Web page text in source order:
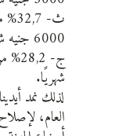
ث‌-
6000 جنيه شهريًا.
شهريًا.
لذلك نمد
العام،